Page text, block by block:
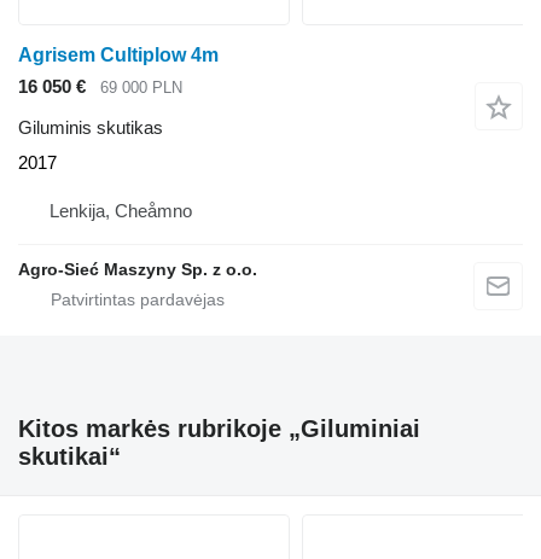
Agrisem Cultiplow 4m
16 050 €
69 000 PLN
Giluminis skutikas
2017
Lenkija, Cheåmno
Agro-Sieć Maszyny Sp. z o.o.
Kitos markės rubrikoje „Giluminiai
skutikai“